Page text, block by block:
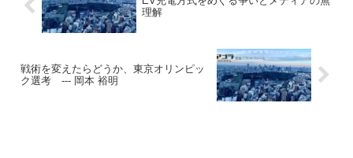
理解
戦術を変えたらどうか、東京オリンピッ
ク選考 --- 岡本 裕明